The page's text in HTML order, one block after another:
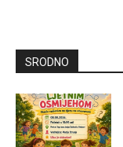
SRODNO